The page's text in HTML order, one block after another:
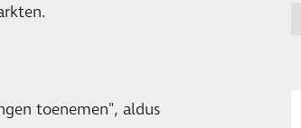
toenemen", aldus